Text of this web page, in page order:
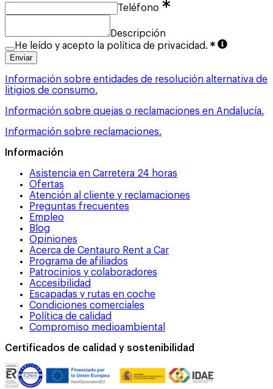
Teléfono
Descripción
He leído y acepto la política de privacidad.
Enviar
Información sobre entidades de resolución alternativa de
litigios de consumo.
Información sobre quejas o reclamaciones en Andalucía.
Información sobre reclamaciones.
Información
Asistencia en Carretera 24 horas
Ofertas
Atención al cliente y reclamaciones
Preguntas frecuentes
Empleo
Blog
Opiniones
Acerca de Centauro Rent a Car
Programa de afiliados
Patrocinios y colaboradores
Accesibilidad
Escapadas y rutas en coche
Condiciones comerciales
Política de calidad
Compromiso medioambiental
Certificados de calidad y sostenibilidad